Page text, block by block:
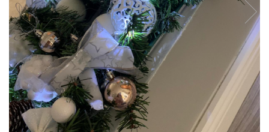
Pachete marturii
Pungi si cutii prajituri
Sticle si borcane
Cutii flori de hartie
Cutii flori de sapun
Cutii flori mixte
Cutii LUX
Aranjamente tematice
2025 Craciun
1 Martie
2020 Craciun si Anul Nou